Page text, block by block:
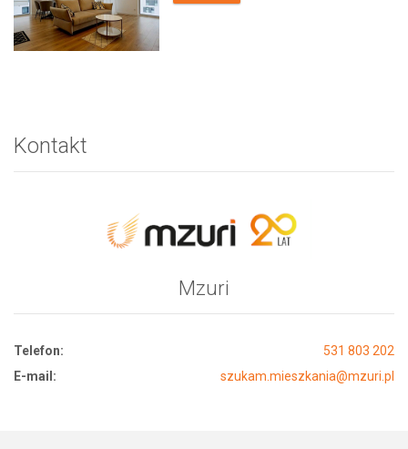
Kontakt
Mzuri
Telefon:
531 803 202
E-mail:
szukam.mieszkania@mzuri.pl